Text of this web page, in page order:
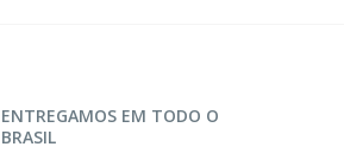
ENTREGAMOS EM TODO O
BRASIL